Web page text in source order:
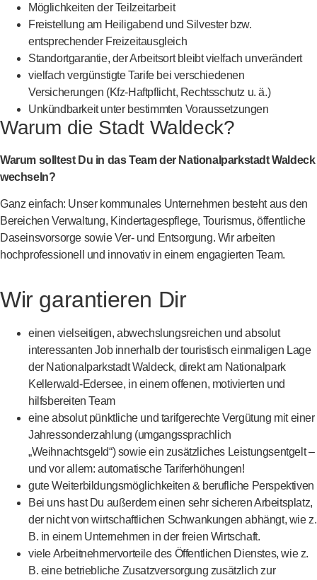
Möglichkeiten der Teilzeitarbeit
Freistellung am Heiligabend und Silvester bzw.
entsprechender Freizeitausgleich
Standortgarantie, der Arbeitsort bleibt vielfach unverändert
vielfach vergünstigte Tarife bei verschiedenen
Versicherungen (Kfz-Haftpflicht, Rechtsschutz u. ä.)
Unkündbarkeit unter bestimmten Voraussetzungen
Warum die Stadt Waldeck?
Warum solltest Du in das Team der Nationalparkstadt Waldeck
wechseln?
Ganz einfach: Unser kommunales Unternehmen besteht aus den
Bereichen Verwaltung, Kindertagespflege, Tourismus, öffentliche
Daseinsvorsorge sowie Ver- und Entsorgung. Wir arbeiten
hochprofessionell und innovativ in einem engagierten Team.
Wir garantieren Dir
einen vielseitigen, abwechslungsreichen und absolut
interessanten Job innerhalb der touristisch einmaligen Lage
der Nationalparkstadt Waldeck, direkt am Nationalpark
Kellerwald-Edersee, in einem offenen, motivierten und
hilfsbereiten Team
eine absolut pünktliche und tarifgerechte Vergütung mit einer
Jahressonderzahlung (umgangssprachlich
„Weihnachtsgeld“) sowie ein zusätzliches Leistungsentgelt –
und vor allem: automatische Tariferhöhungen!
gute Weiterbildungsmöglichkeiten & berufliche Perspektiven
Bei uns hast Du außerdem einen sehr sicheren Arbeitsplatz,
der nicht von wirtschaftlichen Schwankungen abhängt, wie z.
B. in einem Unternehmen in der freien Wirtschaft.
viele Arbeitnehmervorteile des Öffentlichen Dienstes, wie z.
B. eine betriebliche Zusatzversorgung zusätzlich zur